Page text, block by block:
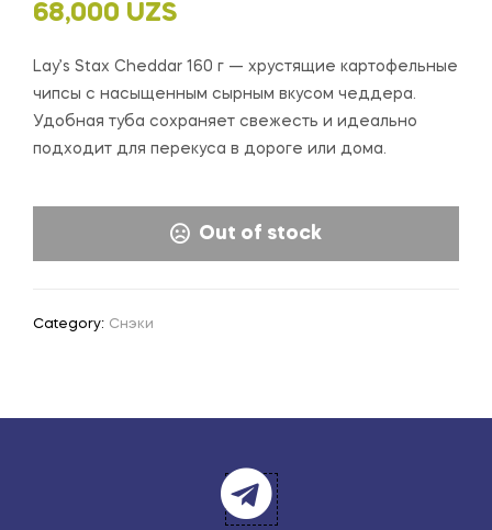
68,000 UZS
Lay’s Stax Cheddar 160 г — хрустящие картофельные
чипсы с насыщенным сырным вкусом чеддера.
Удобная туба сохраняет свежесть и идеально
подходит для перекуса в дороге или дома.
Out of stock
Category: Снэки